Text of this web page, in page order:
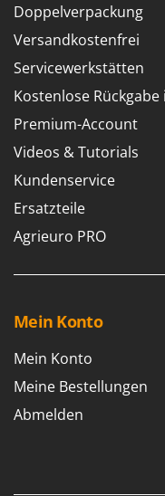
Doppelverpackung
Versandkostenfrei
Servicewerkstätten
Kostenlose
Premium-Account
Videos & Tutorials
Kundenservice
Ersatzteile
Agrieuro PRO
Mein Konto
Mein Konto
Meine Bestellungen
Abmelden